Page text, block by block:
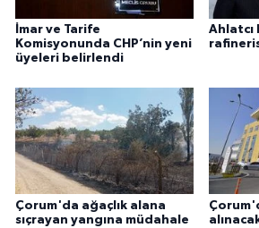
İmar ve Tarife
Komisyonunda CHP’nin yeni
üyeleri belirlendi
Ahlatcı
Çorum'da ağaçlık alana
sıçrayan yangına müdahale